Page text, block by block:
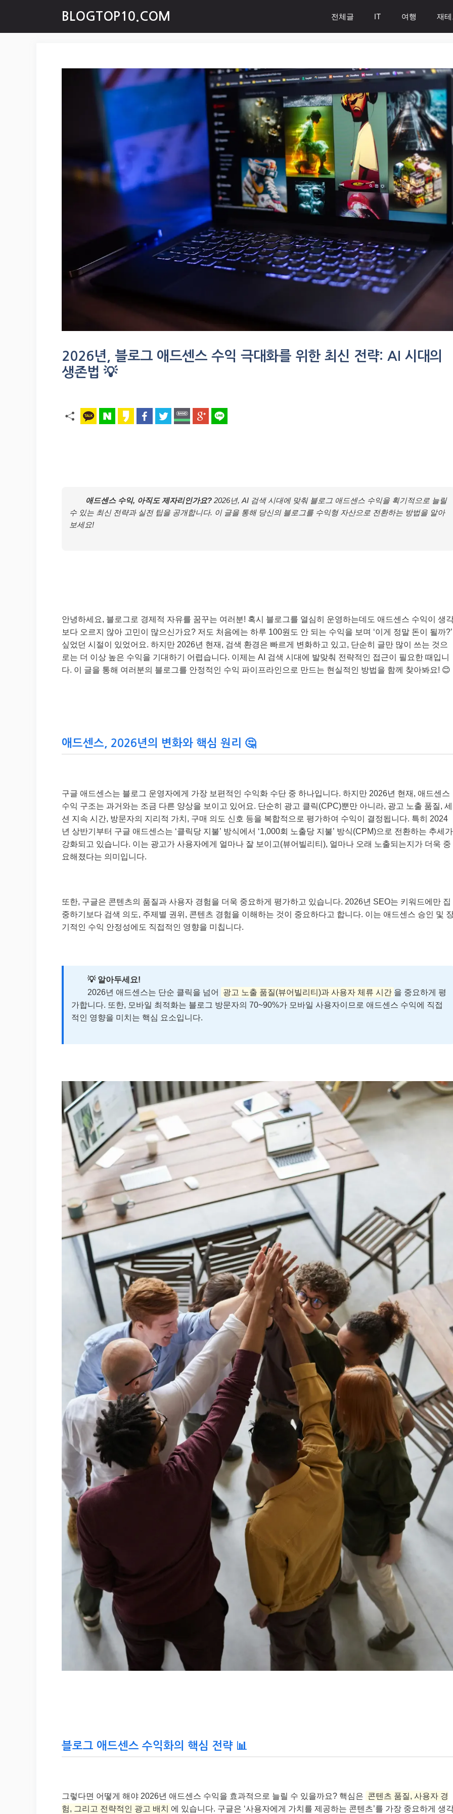
content
BLOGTOP10.COM 전체글 IT 여행 재
2026년, 블로그 애드센스 수익 극대화를 위한 최신 전략: AI 시대의
생존법 💡
애드센스 수익, 아직도 제자리인가요? 2026년, AI 검색 시대에 맞춰 블로그 애드센스 수익을 획기적으로 늘릴
수 있는 최신 전략과 실전 팁을 공개합니다. 이 글을 통해 당신의 블로그를 수익형 자산으로 전환하는 방법을 알아
보세요!
안녕하세요, 블로그로 경제적 자유를 꿈꾸는 여러분! 혹시 블로그를 열심히 운영하는데도 애드센스 수익이 생
보다 오르지 않아 고민이 많으신가요? 저도 처음에는 하루 100원도 안 되는 수익을 보며 ‘이게 정말 돈이 될까?’
싶었던 시절이 있었어요. 하지만 2026년 현재, 검색 환경은 빠르게 변화하고 있고, 단순히 글만 많이 쓰는 것으
로는 더 이상 높은 수익을 기대하기 어렵습니다. 이제는 AI 검색 시대에 발맞춰 전략적인 접근이 필요한 때입니
다. 이 글을 통해 여러분의 블로그를 안정적인 수익 파이프라인으로 만드는 현실적인 방법을 함께 찾아봐요! 😊
애드센스, 2026년의 변화와 핵심 원리 🤔
구글 애드센스는 블로그 운영자에게 가장 보편적인 수익화 수단 중 하나입니다. 하지만 2026년 현재, 애드센스
수익 구조는 과거와는 조금 다른 양상을 보이고 있어요. 단순히 광고 클릭(CPC)뿐만 아니라, 광고 노출 품질, 세
션 지속 시간, 방문자의 지리적 가치, 구매 의도 신호 등을 복합적으로 평가하여 수익이 결정됩니다. 특히 2024
년 상반기부터 구글 애드센스는 ‘클릭당 지불’ 방식에서 ‘1,000회 노출당 지불’ 방식(CPM)으로 전환하는 추세가
강화되고 있습니다. 이는 광고가 사용자에게 얼마나 잘 보이고(뷰어빌리티), 얼마나 오래 노출되는지가 더욱 중
요해졌다는 의미입니다.
또한, 구글은 콘텐츠의 품질과 사용자 경험을 더욱 중요하게 평가하고 있습니다. 2026년 SEO는 키워드에만 집
중하기보다 검색 의도, 주제별 권위, 콘텐츠 경험을 이해하는 것이 중요하다고 합니다. 이는 애드센스 승인 및
기적인 수익 안정성에도 직접적인 영향을 미칩니다.
💡 알아두세요!
2026년 애드센스는 단순 클릭을 넘어
광고 노출 품질(뷰어빌리티)과 사용자 체류 시간 을 중요하게 평
가합니다. 또한, 모바일 최적화는 블로그 방문자의 70~90%가 모바일 사용자이므로 애드센스 수익에 직접
적인 영향을 미치는 핵심 요소입니다.
블로그 애드센스 수익화의 핵심 전략 📊
그렇다면 어떻게 해야 2026년 애드센스 수익을 효과적으로 늘릴 수 있을까요? 핵심은 콘텐츠 품질, 사용자 경
험, 그리고 전략적인 광고 배치
에 있습니다. 구글은 ‘사용자에게 가치를 제공하는 콘텐츠’를 가장 중요하게 생